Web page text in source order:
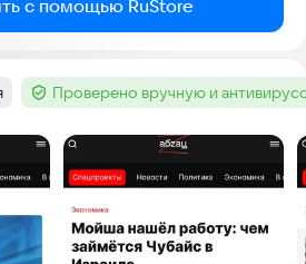
с помощью RuStore
Тег :Проверено вручную и